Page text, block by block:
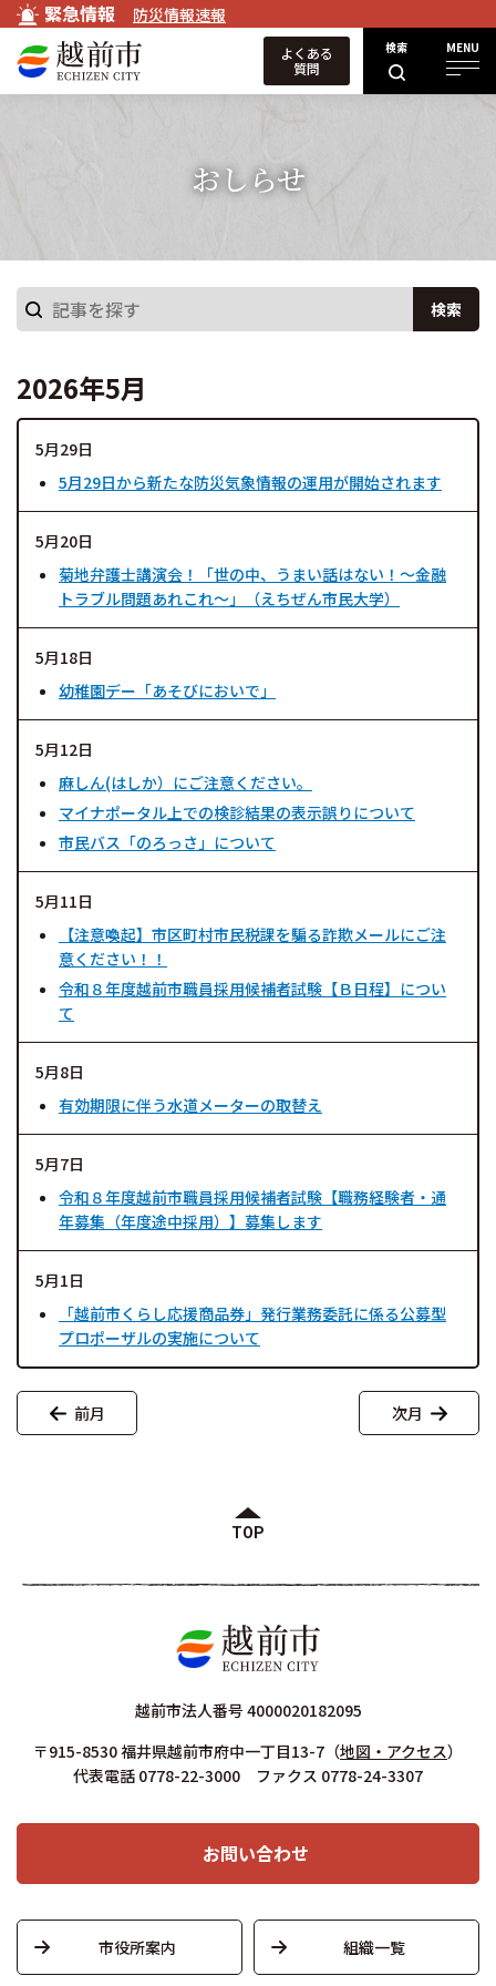
緊急情報 防災情報速報
検索 MENU
よくある
質問
おしらせ
検索
2026年5月
5月29日
5月29日から新たな防災気象情報の運用が開始されます
5月20日
菊地弁護士講演会！「世の中、うまい話はない！～金融
トラブル問題あれこれ～」（えちぜん市民大学）
5月18日
幼稚園デー「あそびにおいで」
5月12日
麻しん(はしか）にご注意ください。
マイナポータル上での検診結果の表示誤りについて
市民バス「のろっさ」について
5月11日
【注意喚起】市区町村市民税課を騙る詐欺メールにご注
意ください！！
令和８年度越前市職員採用候補者試験【Ｂ日程】につい
て
5月8日
有効期限に伴う水道メーターの取替え
5月7日
令和８年度越前市職員採用候補者試験【職務経験者・通
年募集（年度途中採用）】募集します
5月1日
「越前市くらし応援商品券」発行業務委託に係る公募型
プロポーザルの実施について
前月 次月
TOP
越前市法人番号 4000020182095
〒915-8530 福井県越前市府中一丁目13-7 （地図・アクセス）
代表電話 0778-22-3000 ファクス 0778-24-3307
お問い合わせ
市役所案内 組織一覧